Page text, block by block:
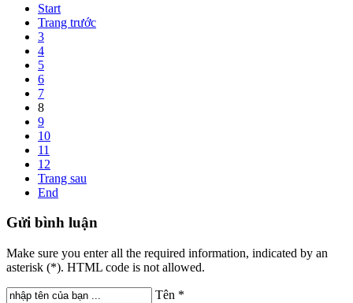
Start
Trang trước
3
4
5
6
7
8
9
10
11
12
Trang sau
End
Gửi bình luận
Make sure you enter all the required information, indicated by an
asterisk (*). HTML code is not allowed.
Tên *